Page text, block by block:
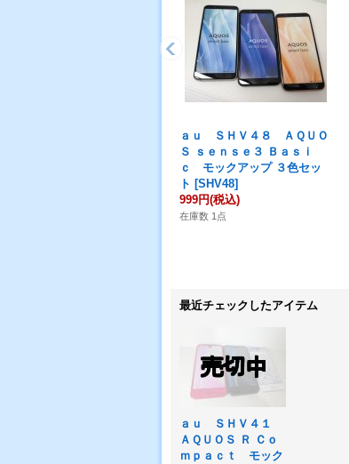
ａｕ ＳＨＶ４８ ＡＱＵＯ
Ｓ ｓｅｎｓｅ３ Ｂａｓｉ
ｃ モックアップ ３色セッ
ト [SHV48]
999円(税込)
在庫数 1点
最近チェックしたアイテム
ａｕ ＳＨＶ４１
ＡＱＵＯＳ Ｒ Ｃｏ
ｍｐａｃｔ モック